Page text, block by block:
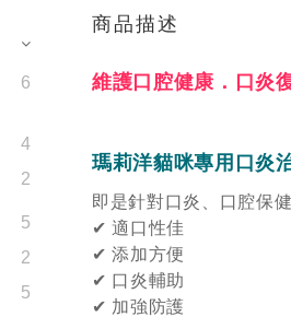
6
4
2
5
2
5
商品描述
維護口腔健康．口炎
瑪莉洋貓咪專用口炎
即是針對口炎、口腔保
✔適口性佳
✔添加方便
✔ 口炎輔助
✔ 加強防護